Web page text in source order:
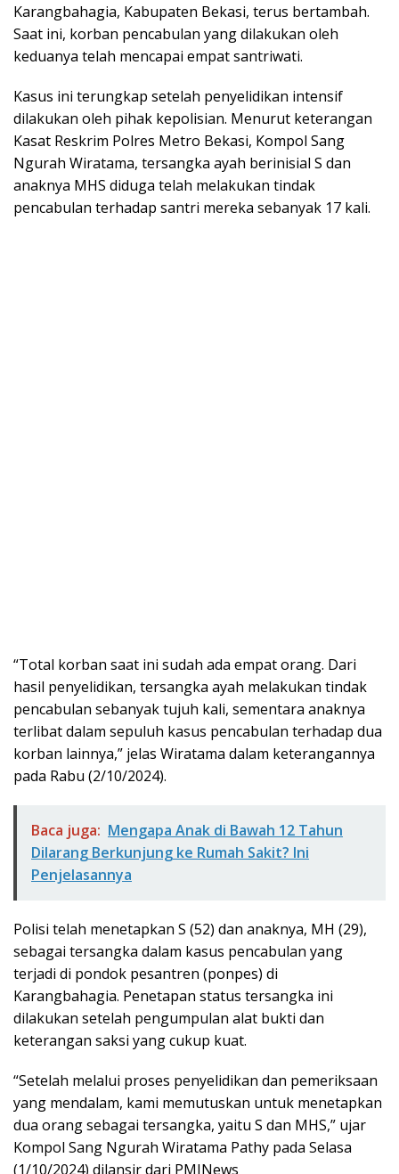
Karangbahagia, Kabupaten Bekasi, terus bertambah.
Saat ini, korban pencabulan yang dilakukan oleh
keduanya telah mencapai empat santriwati.
Kasus ini terungkap setelah penyelidikan intensif
dilakukan oleh pihak kepolisian. Menurut keterangan
Kasat Reskrim Polres Metro Bekasi, Kompol Sang
Ngurah Wiratama, tersangka ayah berinisial S dan
anaknya MHS diduga telah melakukan tindak
pencabulan terhadap santri mereka sebanyak 17 kali.
“Total korban saat ini sudah ada empat orang. Dari
hasil penyelidikan, tersangka ayah melakukan tindak
pencabulan sebanyak tujuh kali, sementara anaknya
terlibat dalam sepuluh kasus pencabulan terhadap dua
korban lainnya,” jelas Wiratama dalam keterangannya
pada Rabu (2/10/2024).
Baca juga: Mengapa Anak di Bawah 12 Tahun
Dilarang Berkunjung ke Rumah Sakit? Ini
Penjelasannya
Polisi telah menetapkan S (52) dan anaknya, MH (29),
sebagai tersangka dalam kasus pencabulan yang
terjadi di pondok pesantren (ponpes) di
Karangbahagia. Penetapan status tersangka ini
dilakukan setelah pengumpulan alat bukti dan
keterangan saksi yang cukup kuat.
“Setelah melalui proses penyelidikan dan pemeriksaan
yang mendalam, kami memutuskan untuk menetapkan
dua orang sebagai tersangka, yaitu S dan MHS,” ujar
Kompol Sang Ngurah Wiratama Pathy pada Selasa
(1/10/2024) dilansir dari PMJNews